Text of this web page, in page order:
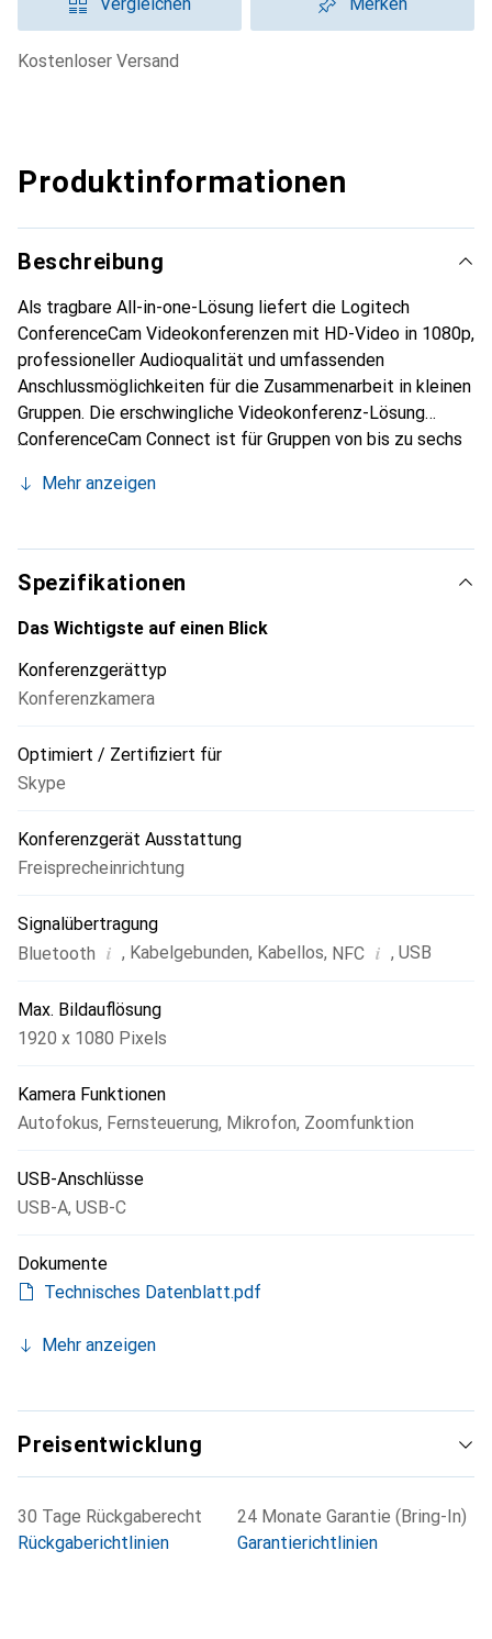
kostenloser Versand
Produktinformationen
Beschreibung
Als tragbare All-in-one-Lösung liefert die Logitech
ConferenceCam Videokonferenzen mit HD-Video in 1080p,
professioneller Audioqualität und umfassenden
Anschlussmöglichkeiten für die Zusammenarbeit in kleinen
Gruppen. Die erschwingliche Videokonferenz-Lösung
ConferenceCam Connect ist für Gruppen von bis zu sechs
Geräte.
Mehr anzeigen
Spezifikationen
Das Wichtigste auf einen Blick
Konferenzgerättyp
Konferenzkamera
Optimiert / Zertifiziert für
Skype
Konferenzgerät Ausstattung
Freisprecheinrichtung
Signalübertragung
Bluetooth i , Kabelgebunden, Kabellos, NFC i , USB
Max. Bildauflösung
1920 x 1080 Pixels
Kamera Funktionen
Autofokus, Fernsteuerung, Mikrofon, Zoomfunktion
USB-Anschlüsse
USB-A, USB-C
Dokumente
Technisches Datenblatt.pdf
Mehr anzeigen
Preisentwicklung
30 Tage Rückgaberecht
Rückgaberichtlinien
24 Monate Garantie (Bring-In)
Garantierichtlinien